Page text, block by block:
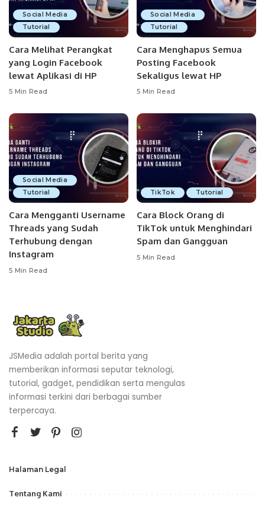
Social Media
Tutorial
Cara Melihat Perangkat
yang Login Facebook
lewat Aplikasi di HP
5 Min Read
Social Media
Tutorial
Cara Menghapus Semua
Posting Facebook
Sekaligus lewat HP
5 Min Read
Social Media
Tutorial
Cara Mengganti Username
Threads yang Sudah
Terhubung dengan
Instagram
5 Min Read
TikTok Tutorial
Cara Block Orang di
TikTok untuk Menghindari
Spam dan Gangguan
5 Min Read
JSMedia adalah portal berita yang
memberikan informasi seputar teknologi,
tutorial, gadget, pendidikan serta mengulas
informasi terkini dari berbagai sumber
terpercaya.
Halaman Legal
Tentang Kami